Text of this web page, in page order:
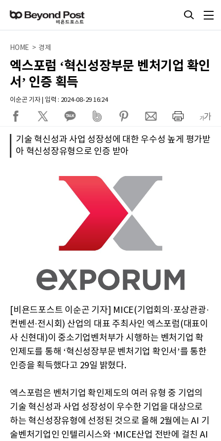
HOME > 경제
엑스포럼 ‘혁신성장부문 벤처기업 확인
서’ 인증 획득
이순곤 기자 | 입력 : 2024-08-29 16:24
기술 혁신성과 사업 성장성에 대한 우수성 높게 평가받
아 혁신성장유형으로 인증 받아
[비욘드포스트 이순곤 기자] MICE(기업회의·포상관광·
컨벤션·전시회) 산업의 대표 주최사인 엑스포럼(대표이
사 신현대)이 중소기업벤처부가 시행하는 벤처기업 확
인제도를 통해 ‘혁신성장부문 벤처기업 확인서’를 통한
인증을 획득했다고 29일 밝혔다.
엑스포럼은 벤처기업 확인제도의 여러 유형 중 기업의
기술 혁신성과 사업 성장성이 우수한 기업을 대상으로
하는 혁신성장유형에 선정된 것으로 올해 2월에는 AI 기
술벤처기업인 인텔리시스와 ‘MICE산업 전반에 걸친 AI